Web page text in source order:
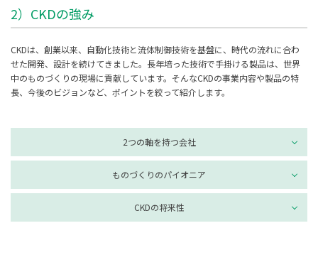
2）CKDの強み
CKDは、創業以来、自動化技術と流体制御技術を基盤に、時代の流れに合わ
せた開発、設計を続けてきました。長年培った技術で手掛ける製品は、世界
中のものづくりの現場に貢献しています。そんなCKDの事業内容や製品の特
長、今後のビジョンなど、ポイントを絞って紹介します。
2つの軸を持つ会社
ものづくりのパイオニア
CKDの将来性